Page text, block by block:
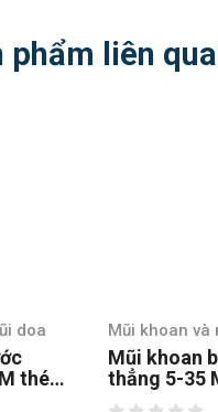
phẩm liên
doa
chuôi
Mũi khoan và
Mũi khoan
thẳng chuôi
hss4241 tin